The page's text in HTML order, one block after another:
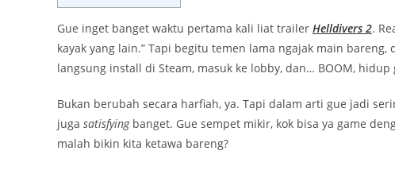
Gue inget banget waktu pertama kali liat trailer Helldivers 2.
kayak yang lain.” Tapi begitu temen lama ngajak main
langsung install di Steam, masuk ke lobby, dan… BOOM, hidup
Bukan berubah secara harfiah, ya. Tapi dalam arti gue jadi
juga satisfyingbanget. Gue sempet mikir, kok bisa ya game
malah bikin kita ketawa bareng?